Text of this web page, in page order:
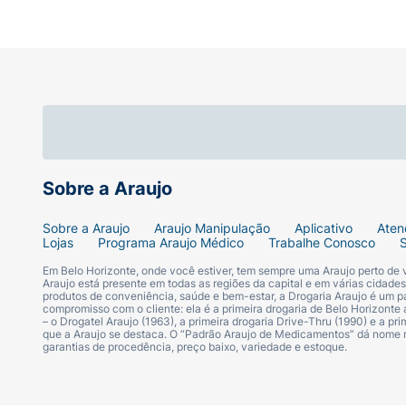
Sobre a Araujo
Sobre a Araujo Araujo Manipulação Aplicativo
Lojas
Programa Araujo Médico Trabalhe Conosco
Em Belo Horizonte, onde você estiver, tem sempre uma Araujo perto
Araujo está presente em todas as regiões da capital e em várias
produtos de conveniência, saúde e bem-estar, a Drogaria Araujo é um
compromisso com o cliente: ela é a primeira drogaria de Belo
– o Drogatel Araujo (1963), a primeira drogaria Drive-Thru (1990) e a
que a Araujo se destaca. O “Padrão Araujo de Medicamentos” dá
garantias de procedência, preço baixo, variedade e estoque.